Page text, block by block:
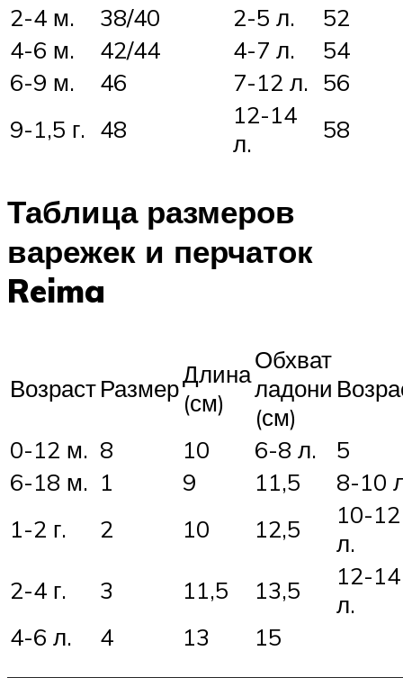
2-4 м.
38/40 2-5 л.
52
4-6 м.
42/44 4-7 л.
54
6-9 м.
46 7-12 л. 56
9-1,5 г. 48
12-14
л.
58
Таблица размеров
варежек и перчаток
Reima
ВозрастРазмерДлина
(см)
Обхват
ладони
(см)
0-12 м. 8 10 6-8 л.
5
6-18 м. 1 9 11,5
8-10
1-2 г.
2 10 12,5
10-12
л.
2-4 г.
3 11,5 13,5
12-14
л.
4-6 л.
4 13 15